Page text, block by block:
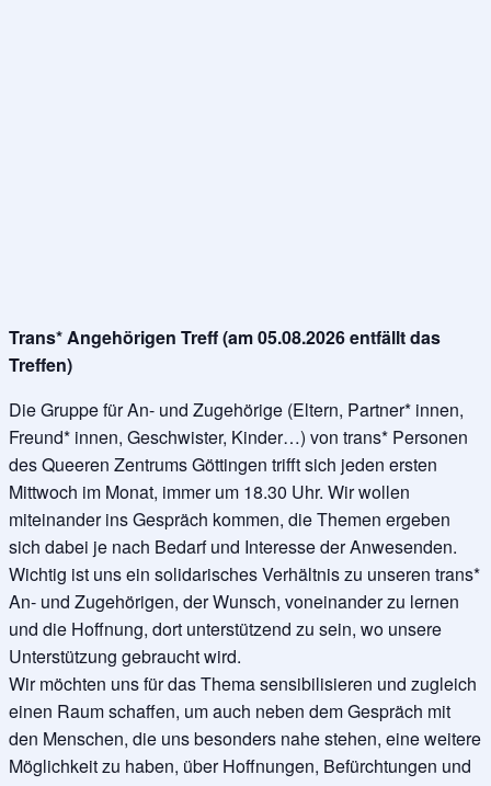
Trans* Angehörigen Treff (am 05.08.2026 entfällt das
Treffen)
Die Gruppe für An- und Zugehörige (Eltern, Partner* innen,
Freund* innen, Geschwister, Kinder…) von trans* Personen
des Queeren Zentrums Göttingen trifft sich jeden ersten
Mittwoch im Monat, immer um 18.30 Uhr. Wir wollen
miteinander ins Gespräch kommen, die Themen ergeben
sich dabei je nach Bedarf und Interesse der Anwesenden.
Wichtig ist uns ein solidarisches Verhältnis zu unseren trans*
An- und Zugehörigen, der Wunsch, voneinander zu lernen
und die Hoffnung, dort unterstützend zu sein, wo unsere
Unterstützung gebraucht wird.
Wir möchten uns für das Thema sensibilisieren und zugleich
einen Raum schaffen, um auch neben dem Gespräch mit
den Menschen, die uns besonders nahe stehen, eine weitere
Möglichkeit zu haben, über Hoffnungen, Befürchtungen und